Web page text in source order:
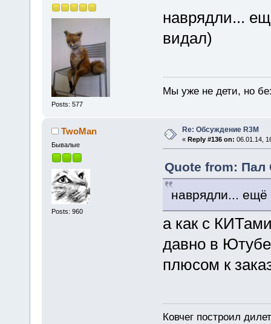
Posts: 577
наврядли...
видал)
Мы уже не дети, но
TwoMan
Бывалые
Posts: 960
Re: Обсуждение R3M
« Reply #136 on: 06.01.14,
Quote from: Пал
наврядли...
а как с
давно в
плюсом к
Ковчег построил